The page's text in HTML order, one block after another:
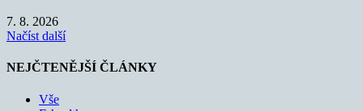
7. 8. 2026
Načíst další
NEJČTENĚJŠÍ ČLÁNKY
Vše